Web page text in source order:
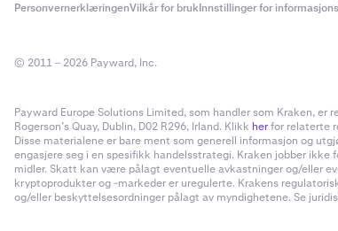
PersonvernerklæringenVilkår for brukInnstillinger for
© 2011 – 2026 Payward, Inc.
Payward Europe Solutions Limited, som handler som Kraken, er
Rogerson’s Quay, Dublin, D02 R296, Irland. Klikk herfor relaterte
Disse materialene er bare ment som generell informasjon og
engasjere seg i en spesifikk handelsstrategi. Kraken jobber
midler. Skatt kan være pålagt eventuelle avkastninger og/eller
kryptoprodukter og -markeder er uregulerte. Krakens
og/eller beskyttelsesordninger pålagt av myndighetene. Se